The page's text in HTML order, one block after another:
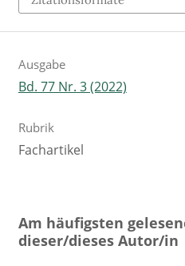
Ausgabe
Bd. 77 Nr. 3 (2022)
Rubrik
Fachartikel
Am häufigsten
dieser/dieses Autor/in